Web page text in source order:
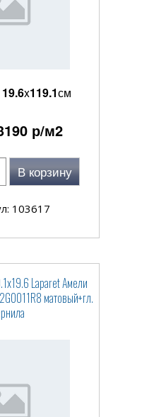
19.6x119.1см
р/м2
В корзину
103617
Laparet Амели
матовый+гл.